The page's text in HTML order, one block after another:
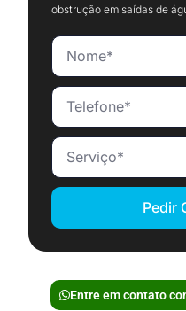
obstrução em saídas de
Pedir
Entre em contato